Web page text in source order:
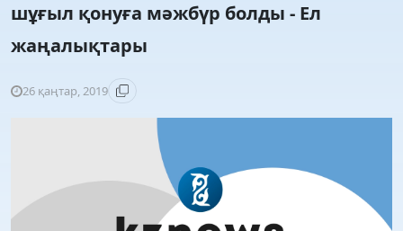
шұғыл қонуға мәжбүр болды - Ел
жаңалықтары
26 қаңтар, 2019